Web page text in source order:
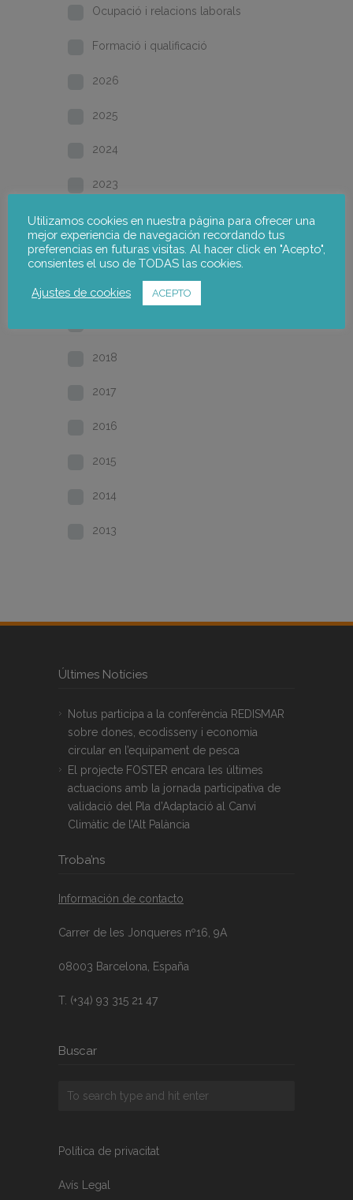
Ocupació i relacions laborals
Formació i qualificació
2026
2025
2024
2023
2022
2021
2020
2018
2017
2016
2015
2014
2013
Últimes Notícies
Notus participa a la conferència REDISMAR
sobre dones, ecodisseny i economia
circular en l’equipament de pesca
El projecte FOSTER encara les últimes
actuacions amb la jornada participativa de
validació del Pla d’Adaptació al Canvi
Climàtic de l’Alt Palància
Troba’ns
Información de contacto
Carrer de les Jonqueres nº16, 9A
08003 Barcelona, España
T. (+34) 93 315 21 47
Buscar
Política de privacitat
Avís Legal
Utilizamos cookies en nuestra página para ofrecer una
mejor experiencia de navegación recordando tus
preferencias en futuras visitas. Al hacer click en "Acepto",
consientes el uso de TODAS las cookies.
Ajustes de cookies ACEPTO